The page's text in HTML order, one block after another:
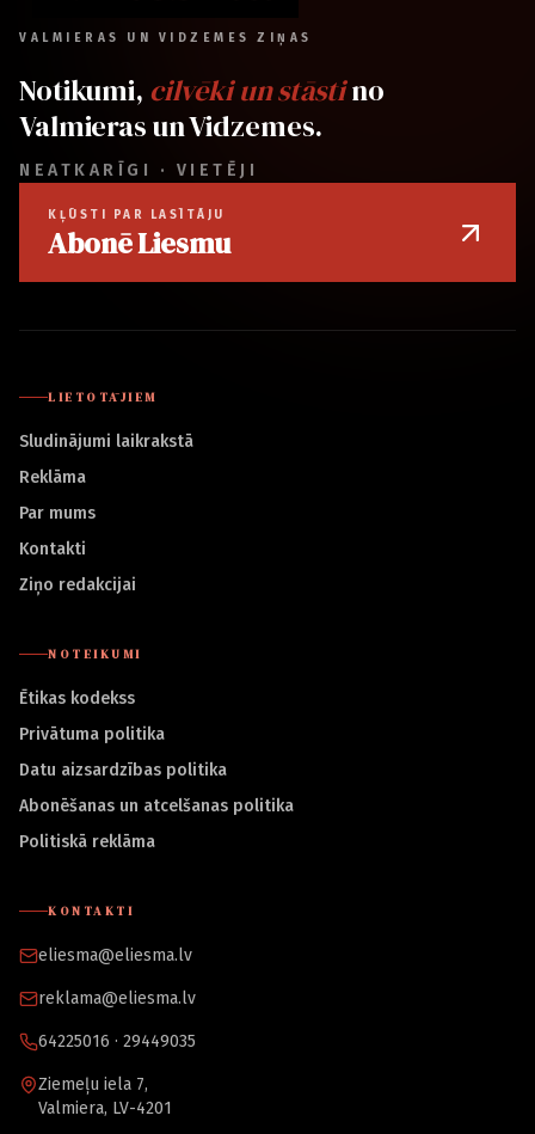
VALMIERAS UN VIDZEMES ZIŅAS
Notikumi, cilvēki un stāstino
Valmieras un Vidzemes.
NEATKARĪGI · VIETĒJI
KĻŪSTI PAR LASĪTĀJU
Abonē Liesmu
LIETOTĀJIEM
Sludinājumi laikrakstā
Reklāma
Par mums
Kontakti
Ziņo redakcijai
NOTEIKUMI
Ētikas kodekss
Privātuma politika
Datu aizsardzības politika
Abonēšanas un atcelšanas politika
Politiskā reklāma
KONTAKTI
eliesma@eliesma.lv
reklama@eliesma.lv
64225016 · 29449035
Ziemeļu iela 7,
Valmiera, LV-4201